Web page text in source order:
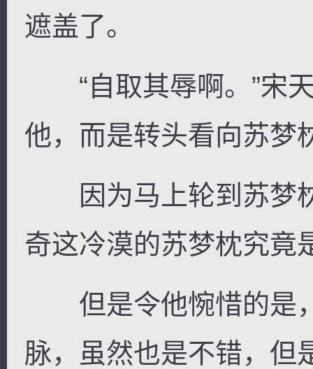
遮盖了。
“自取其辱啊。”宋天
他，而是转头看向苏梦
因为马上轮到苏梦
奇这冷漠的苏梦枕究竟
但是令他惋惜的是
脉，虽然也是不错，但